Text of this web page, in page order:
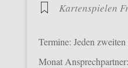
Kartenspielen
Termine: Jeden
Monat